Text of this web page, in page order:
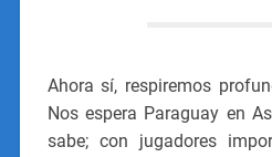
Ahora sí, respiremos
Nos espera Paraguay en
sabe; con jugadores